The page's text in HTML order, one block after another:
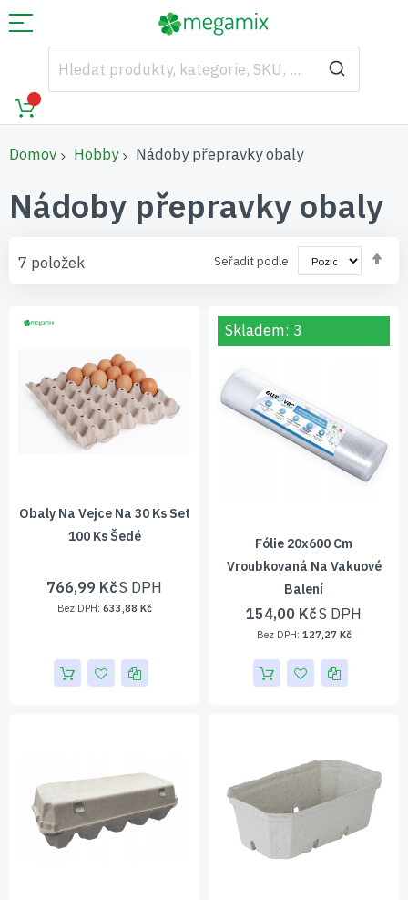
Domov Hobby Nádoby přepravky obaly
Nádoby přepravky obaly
7 položek Seřadit podle
Obaly Na Vejce Na 30 Ks Set
100 Ks Šedé
766,99 Kč
633,88 Kč
Skladem: 3
Fólie 20x600 Cm
Vroubkovaná Na Vakuové
Balení
154,00 Kč
127,27 Kč